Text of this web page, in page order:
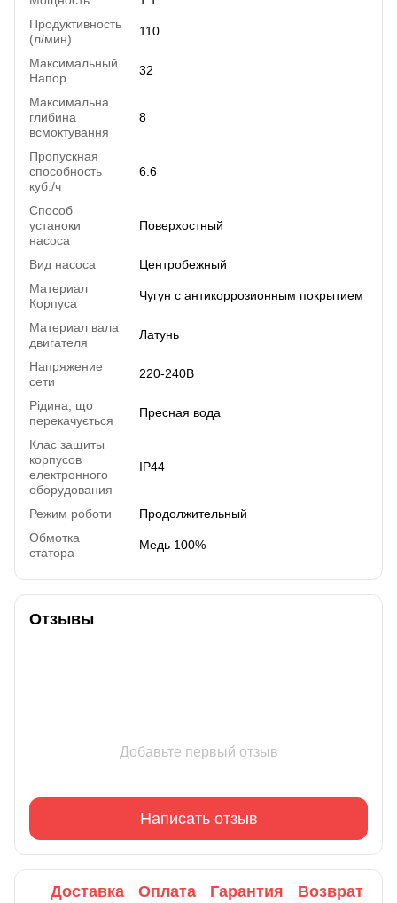
Продуктивность
(л/мин)
110
Максимальный
Напор
32
Максимальна
глибина
всмоктування
8
Пропускная
способность
куб./ч
6.6
Способ
устаноки
насоса
Поверхостный
Вид насоса
Центробежный
Материал
Корпуса
Чугун с антикоррозионным покрытием
Материал вала
двигателя
Латунь
Напряжение
сети
220-240В
Рідина, що
перекачується
Пресная вода
Клас защиты
корпусов
електронного
оборудования
IP44
Режим роботи
Продолжительный
Обмотка
статора
Медь 100%
Отзывы
Добавьте первый отзыв
Написать отзыв
Доставка Оплата Гарантия Возврат